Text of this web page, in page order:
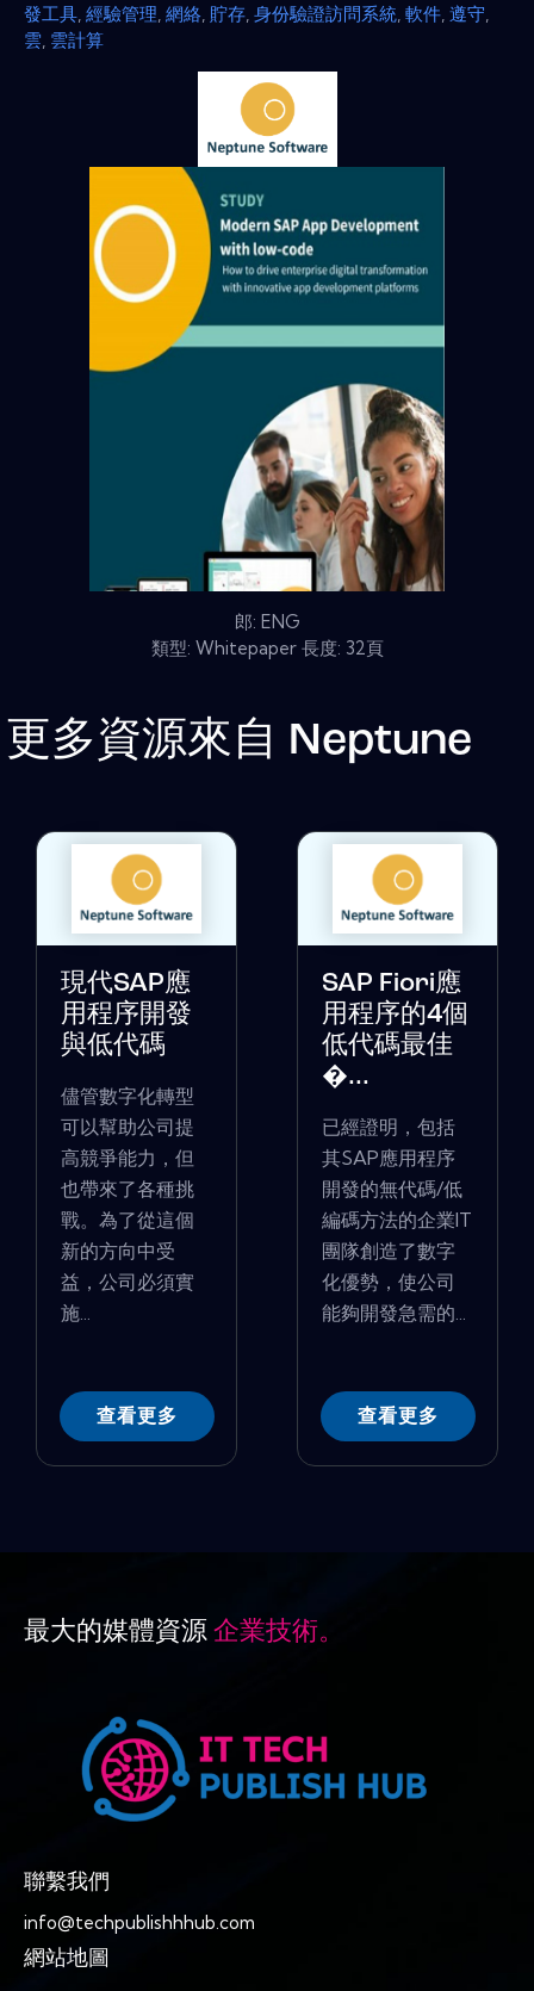
發工具 經驗管理 網絡 貯存 身份驗證訪問系統 軟件 遵守
雲 雲計算
郎: ENG
類型: Whitepaper 長度: 32頁
更多資源來自 Neptune
現代SAP應
用程序開發
與低代碼
儘管數字化轉型
可以幫助公司提
高競爭能力，但
也帶來了各種挑
戰。為了從這個
新的方向中受
益，公司必須實
施...
查看更多
SAP Fiori應
用程序的4個
低代碼最佳
�...
已經證明，包括
其SAP應用程序
開發的無代碼/低
編碼方法的企業IT
團隊創造了數字
化優勢，使公司
能夠開發急需的...
查看更多
最大的媒體資源 企業技術。
聯繫我們
info@techpublishhhub.com
網站地圖